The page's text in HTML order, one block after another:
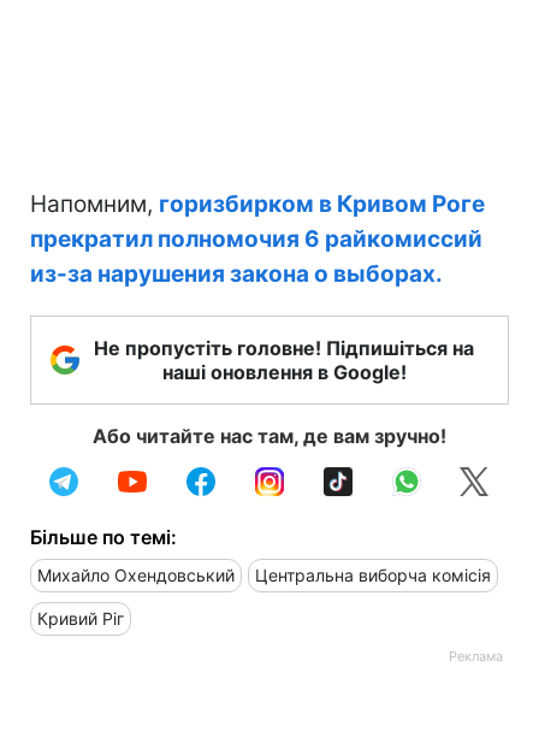
Напомним, горизбирком в Кривом Роге
прекратил полномочия 6 райкомиссий
из-за нарушения закона о выборах.
Не пропустіть головне! Підпишіться на
наші оновлення в Google!
Або читайте нас там, де вам зручно!
Більше по темі:
Михайло Охендовський Центральна виборча комісія
Кривий Ріг